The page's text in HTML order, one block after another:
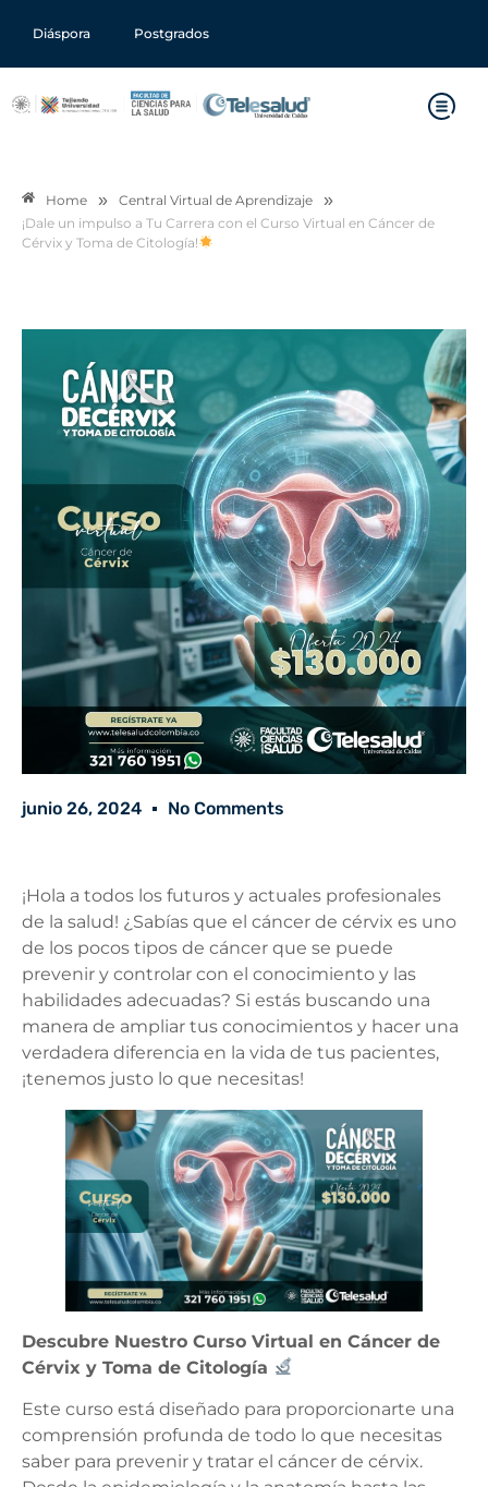
Diáspora Postgrados
Home » Central Virtual de Aprendizaje »
¡Dale un impulso a Tu Carrera con el Curso Virtual en Cáncer de
Cérvix y Toma de Citología!
junio 26, 2024 No Comments
¡Hola a todos los futuros y actuales profesionales
de la salud! ¿Sabías que el cáncer de cérvix es uno
de los pocos tipos de cáncer que se puede
prevenir y controlar con el conocimiento y las
habilidades adecuadas? Si estás buscando una
manera de ampliar tus conocimientos y hacer una
verdadera diferencia en la vida de tus pacientes,
¡tenemos justo lo que necesitas!
Descubre Nuestro Curso Virtual en Cáncer de
Cérvix y Toma de Citología
Este curso está diseñado para proporcionarte una
comprensión profunda de todo lo que necesitas
saber para prevenir y tratar el cáncer de cérvix.